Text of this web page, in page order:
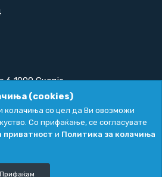
1000 Скопје
All rights reserved by
(cookies)
колачиња со цел да Ви овозможи
Со прифаќање, се согласувате
приватност и Политика за колачиња
Прифаќам